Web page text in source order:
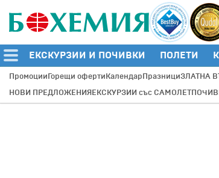
ЕКСКУРЗИИ И ПОЧИВКИ ПОЛЕТИ
ПромоцииГорещи офертиКалендарПразнициЗЛАТНА
НОВИ ПРЕДЛОЖЕНИЯЕКСКУРЗИИ със САМОЛЕТ